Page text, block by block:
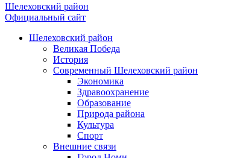
Шелеховский район
Официальный сайт
Шелеховский район
Великая Победа
История
Современный Шелеховский район
Экономика
Здравоохранение
Образование
Природа района
Культура
Спорт
Внешние связи